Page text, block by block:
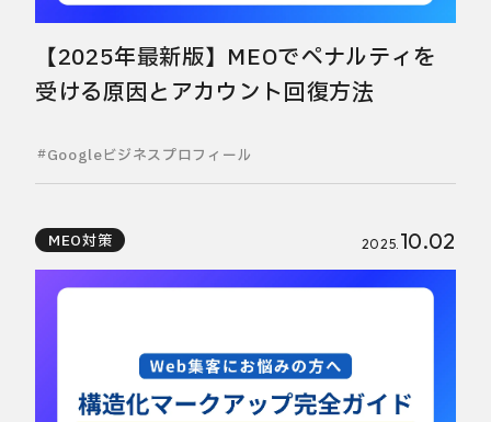
【2025年最新版】MEOでペナルティを
受ける原因とアカウント回復方法
Googleビジネスプロフィール
MEO対策 2025. 10.02